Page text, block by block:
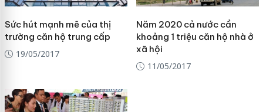
Sức hút mạnh mẽ của thị
trường căn hộ trung cấp
19/05/2017
Năm 2020 cả nước cần
khoảng 1 triệu căn hộ nhà ở
xã hội
11/05/2017